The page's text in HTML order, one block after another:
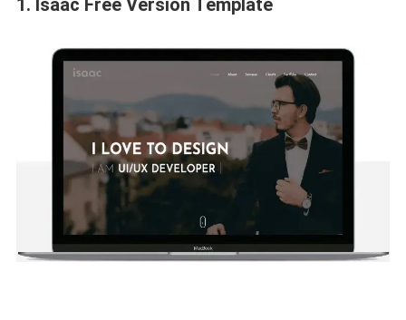
1. Isaac Free Version Template